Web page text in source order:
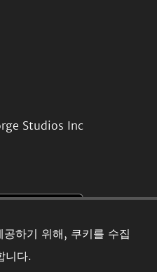
하기 위해, 쿠키를 수집
니다.
Studios Inc